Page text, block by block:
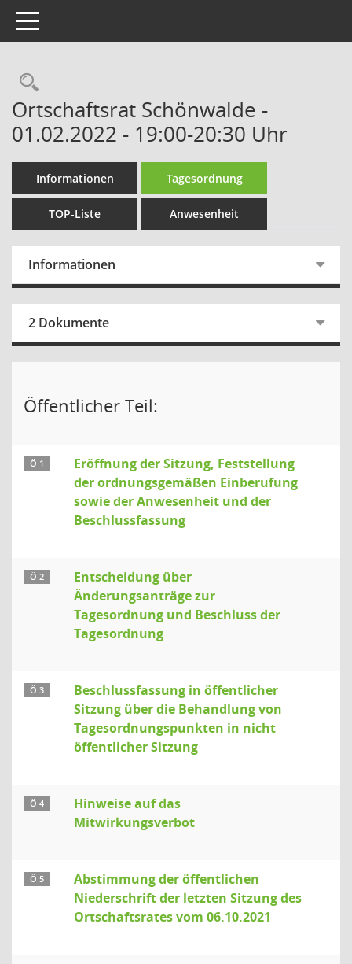
Toggle navigation
Rechercheauswahl
Ortschaftsrat Schönwalde -
01.02.2022 - 19:00-20:30 Uhr
Informationen Tagesordnung
TOP-Liste Anwesenheit
Informationen
2 Dokumente
Öffentlicher Teil:
Ö 1
Eröffnung der Sitzung, Feststellung
der ordnungsgemäßen Einberufung
sowie der Anwesenheit und der
Beschlussfassung
Ö 2
Entscheidung über
Änderungsanträge zur
Tagesordnung und Beschluss der
Tagesordnung
Ö 3
Beschlussfassung in öffentlicher
Sitzung über die Behandlung von
Tagesordnungspunkten in nicht
öffentlicher Sitzung
Ö 4
Hinweise auf das
Mitwirkungsverbot
Ö 5
Abstimmung der öffentlichen
Niederschrift der letzten Sitzung des
Ortschaftsrates vom 06.10.2021